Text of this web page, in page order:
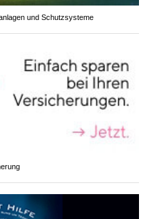
und Schutzsysteme